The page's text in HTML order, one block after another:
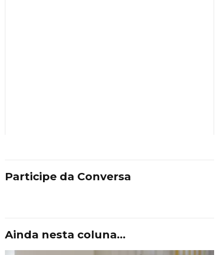
Participe da Conversa
Ainda nesta coluna...